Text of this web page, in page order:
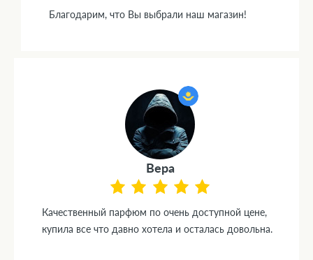
Благодарим, что Вы выбрали наш магазин!
Вера
Качественный парфюм по очень доступной цене,
купила все что давно хотела и осталась довольна.